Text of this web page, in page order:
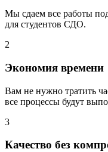
Мы сдаем все работы
для студентов СДО.
2
Экономия времени
Вам не нужно тратить
все процессы будут
3
Качество без